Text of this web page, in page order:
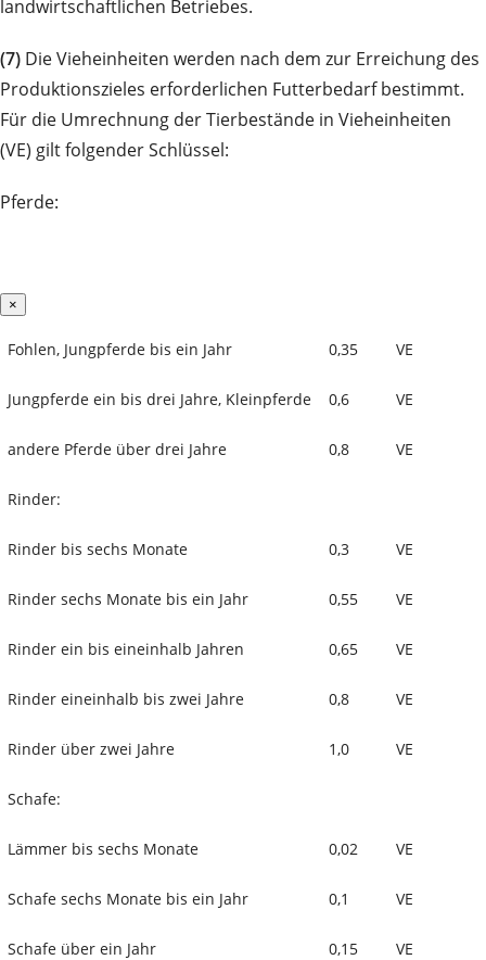
landwirtschaftlichen Betriebes.
(7) Die Vieheinheiten werden nach dem zur Erreichung des
Produktionszieles erforderlichen Futterbedarf bestimmt.
Für die Umrechnung der Tierbestände in Vieheinheiten
(VE) gilt folgender Schlüssel:
Pferde:
×
Fohlen, Jungpferde bis ein Jahr 0,35 VE
Jungpferde ein bis drei Jahre, Kleinpferde 0,6 VE
andere Pferde über drei Jahre 0,8 VE
Rinder:
Rinder bis sechs Monate 0,3 VE
Rinder sechs Monate bis ein Jahr 0,55 VE
Rinder ein bis eineinhalb Jahren 0,65 VE
Rinder eineinhalb bis zwei Jahre 0,8 VE
Rinder über zwei Jahre 1,0 VE
Schafe:
Lämmer bis sechs Monate 0,02 VE
Schafe sechs Monate bis ein Jahr 0,1 VE
Schafe über ein Jahr 0,15 VE